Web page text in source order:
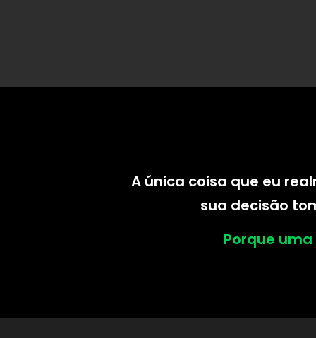
A única coisa que eu
sua decisão
Porque